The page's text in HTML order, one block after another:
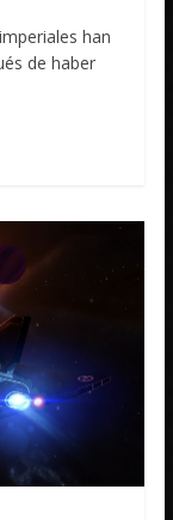
han
de haber